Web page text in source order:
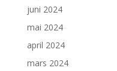
juni 2024
mai 2024
april 2024
mars 2024